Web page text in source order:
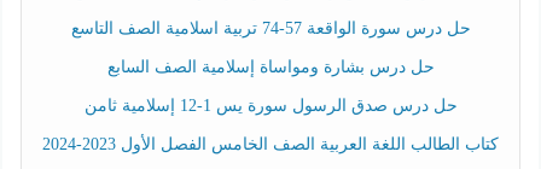
حل درس سورة الواقعة 57-74 تربية اسلامية الصف التاسع
حل درس بشارة ومواساة إسلامية الصف السابع
حل درس صدق الرسول سورة يس 1-12 إسلامية ثامن
كتاب الطالب اللغة العربية الصف الخامس الفصل الأول 2023-2024